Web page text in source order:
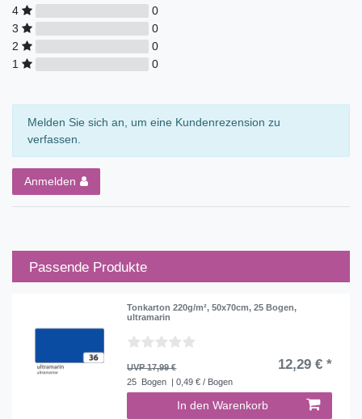
4
0
3
0
2
0
1
0
Melden Sie sich an, um eine Kundenrezension zu
verfassen.
Anmelden
Passende Produkte
Tonkarton 220g/m², 50x70cm, 25 Bogen,
ultramarin
UVP 17,99 € 12,29 € *
25 Bogen | 0,49 € / Bogen
In den Warenkorb